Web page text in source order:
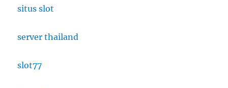
situs slot
server thailand
slot77